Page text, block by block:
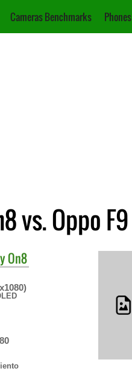
Cameras Benchmarks Phones
vs. Oppo F9
On8